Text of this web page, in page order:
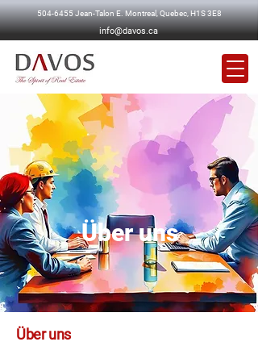
504-6455Jean-Talon E. Montreal, Quebec, H1S 3E8
info@davos.ca
Über uns
Über uns